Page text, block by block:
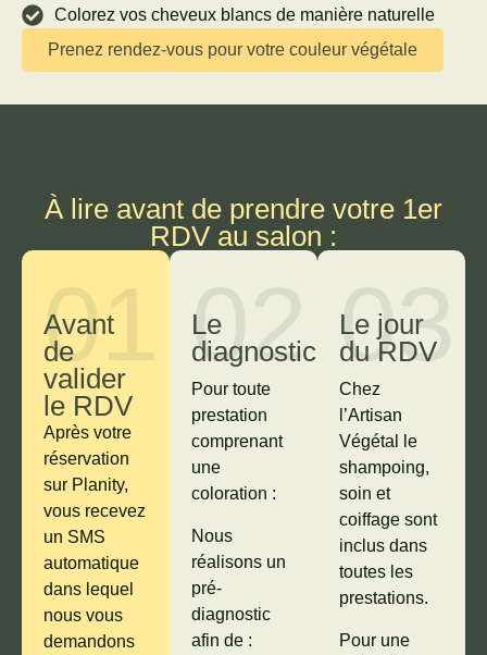
Colorez vos cheveux blancs de manière naturelle
Prenez rendez-vous pour votre couleur végétale
À lire avant de prendre votre 1er
RDV au salon :
01
Avant
de
valider
le RDV
Après votre
réservation
sur Planity,
vous recevez
un SMS
automatique
dans lequel
nous vous
demandons
02
Le
diagnostic
Pour toute
prestation
comprenant
une
coloration :
Nous
réalisons un
pré-
diagnostic
afin de :
03
Le jour
du RDV
Chez
l’Artisan
Végétal le
shampoing,
soin et
coiffage sont
inclus dans
toutes les
prestations.
Pour une